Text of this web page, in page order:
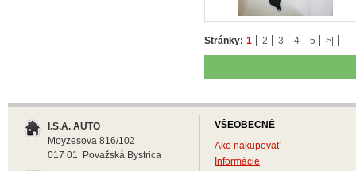
Stránky: 1 2 3 4 5 >|
I.S.A. AUTO
Moyzesova 816/102
017 01 Považská Bystrica
VŠEOBECNÉ
Ako nakupovať
Informácie